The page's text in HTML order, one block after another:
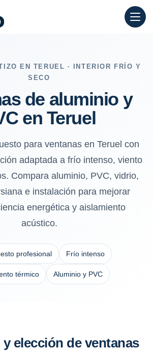
y PVC en Teruel: frío intenso, viento y
EN TERUEL · INTERIOR FRÍO Y
SECO
de aluminio y
en Teruel
para ventanas en Teruel con
adaptada a frío intenso, viento
Compara aluminio, PVC, vidrio,
e instalación para mejorar
energética y aislamiento
acústico.
profesional Frío intenso
térmico Aluminio y PVC
elección de ventanas